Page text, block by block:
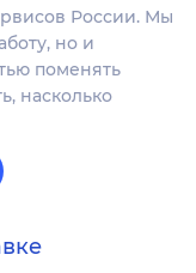
России. Мы
но и
поменять
насколько